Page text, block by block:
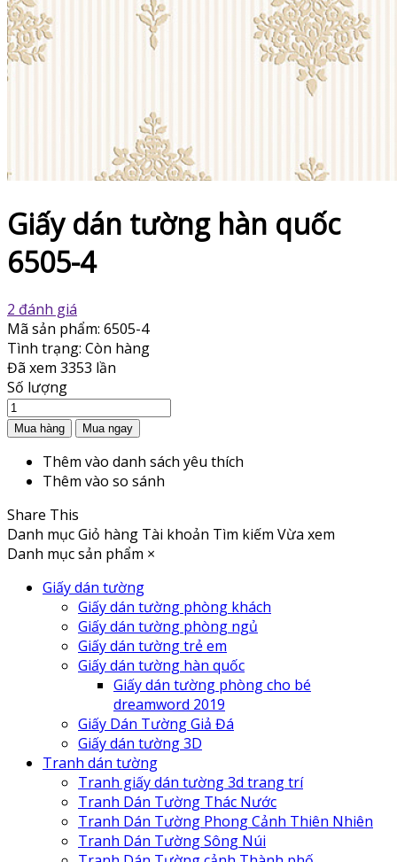
Giấy dán tường hàn quốc
6505-4
2 đánh giá
Mã sản phẩm: 6505-4
Tình trạng: Còn hàng
Đã xem 3353 lần
Số lượng
Thêm vào danh sách yêu thích
Thêm vào so sánh
Share This
Danh mụcGiỏ hàng Tài khoản Tìm kiếm Vừa xem
Danh mục sản phẩm ×
Giấy dán tường
Giấy dán tường phòng khách
Giấy dán tường phòng ngủ
Giấy dán tường trẻ em
Giấy dán tường hàn quốc
Giấy dán tường phòng cho bé
dreamword 2019
Giấy Dán Tường Giả Đá
Giấy dán tường 3D
Tranh dán tường
Tranh giấy dán tường 3d trang trí
Tranh Dán Tường Thác Nước
Tranh Dán Tường Phong Cảnh Thiên Nhiên
Tranh Dán Tường Sông Núi